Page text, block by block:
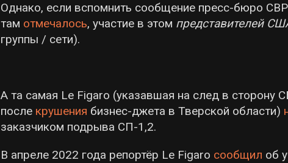
Однако, если вспомнить сообщение пресс-бюро
там отмечалось, участие в этом представителей
группы / сети).
А та самая Le Figaro (указавшая на след в сторону
после крушения бизнес-джета в Тверской области)
заказчиком подрыва СП-1,2.
В апреле 2022 года репортёр Le Figaro сообщил об